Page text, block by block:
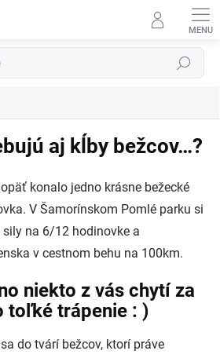
Hľadať
aj kĺby bežcov…?
konalo jedno krásne bežecké
V Šamorínskom Pomlé parku si
na 6/12 hodinovke a
v cestnom behu na 100km.
niekto z vás chytí za
toľké trápenie : )
do tvárí bežcov, ktorí práve